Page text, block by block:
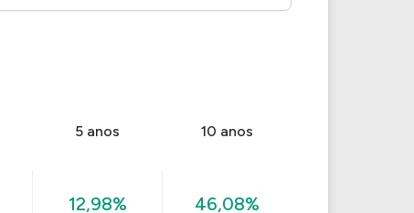
5 anos 10 anos
12,98% 46,08%